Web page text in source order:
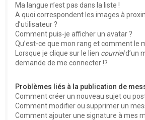
Ma langue n’est pas dans la liste !
A quoi correspondent les images à
d’utilisateur ?
Comment puis-je afficher un avatar ?
Qu’est-ce que mon rang et comment le
Lorsque je clique sur le lien courrield’un
demande de me connecter !?
Problèmes liés à la publication de
Comment créer un nouveau sujet ou
Comment modifier ou supprimer un
Comment ajouter une signature à mes